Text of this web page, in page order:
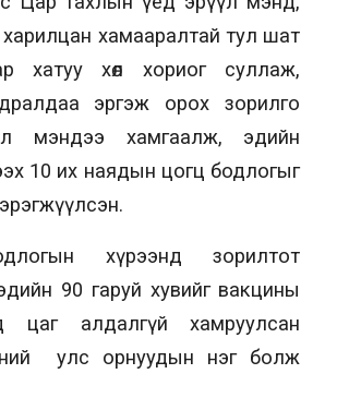
харилцан хамааралтай тул шат
хатуу хөл хориог суллаж,
эргэж орох зорилго
мэндээ хамгаалж, эдийн
10 их наядын цогц бодлогыг
хүрээнд зорилтот
90 гаруй хувийг вакцины
цаг алдалгүй хамруулсан
улс орнуудын нэг болж